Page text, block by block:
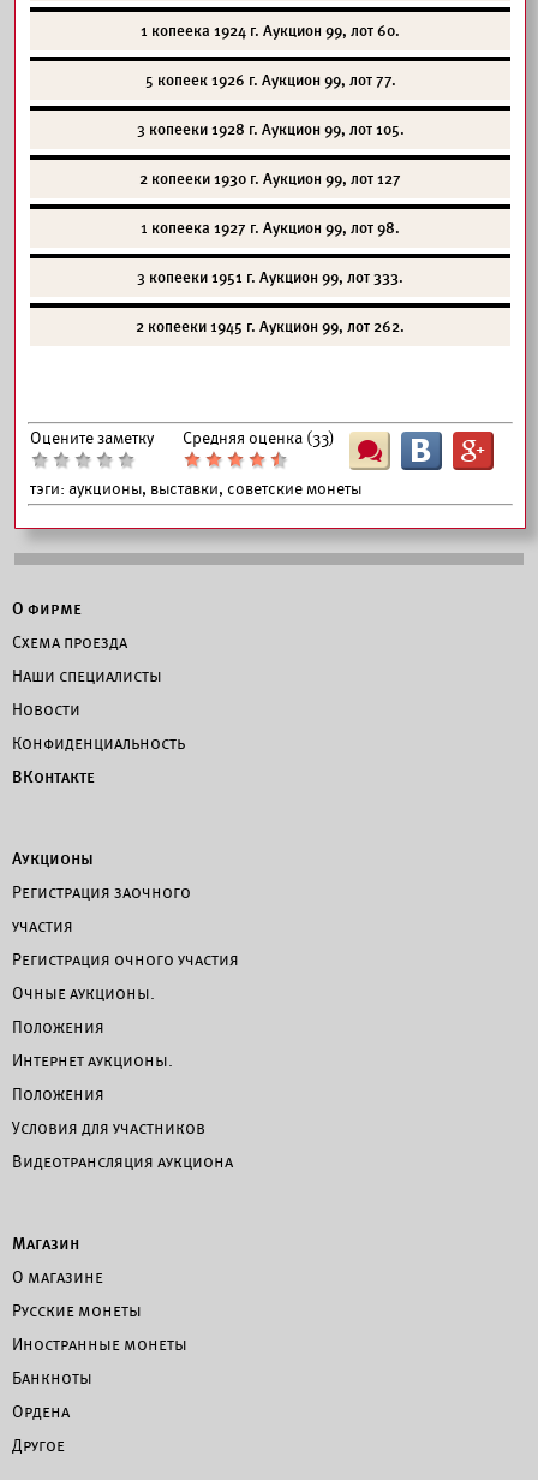
1 копеека 1924 г. Аукцион 99, лот 60.
5 копеек 1926 г. Аукцион 99, лот 77.
3 копееки 1928 г. Аукцион 99, лот 105.
2 копееки 1930 г. Аукцион 99, лот 127
1 копеека 1927 г. Аукцион 99, лот 98.
3 копееки 1951 г. Аукцион 99, лот 333.
2 копееки 1945 г. Аукцион 99, лот 262.
Оцените заметку Средняя оценка (33)
тэги: аукционы, выставки, советские монеты
Ш B G
О фирме
Схема проезда
Наши специалисты
Новости
Конфиденциальность
ВКонтакте
Аукционы
Регистрация заочного
участия
Регистрация очного участия
Очные аукционы.
Положения
Интернет аукционы.
Положения
Условия для участников
Видеотрансляция аукциона
Магазин
О магазине
Русские монеты
Иностранные монеты
Банкноты
Ордена
Другое